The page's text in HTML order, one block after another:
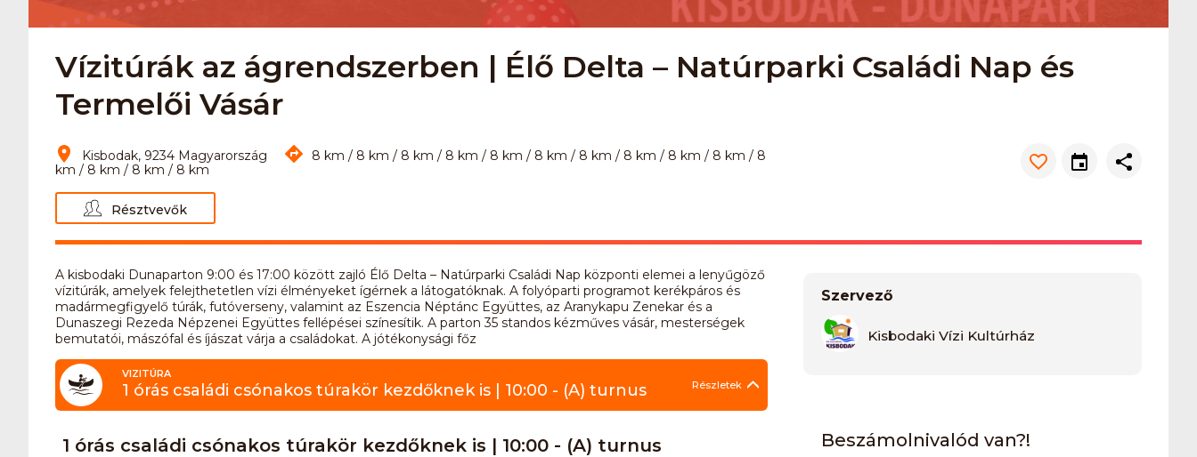
Vízitúrák az ágrendszerben | Élő Delta – Natúrparki Családi Nap és
Termelői Vásár
Kisbodak, 9234 Magyarország
8 km / 8 km / 8 km / 8 km / 8 km / 8 km / 8 km / 8 km / 8 km / 8 km / 8
km / 8 km / 8 km / 8 km
Résztvevők
A kisbodaki Dunaparton 9:00 és 17:00 között zajló Élő Delta – Natúrparki Családi Nap központi elemei a lenyűgöző
vízitúrák, amelyek felejthetetlen vízi élményeket ígérnek a látogatóknak. A folyóparti programot kerékpáros és
madármegfigyelő túrák, futóverseny, valamint az Eszencia Néptánc Együttes, az Aranykapu Zenekar és a
Dunaszegi Rezeda Népzenei Együttes fellépései színesítik. A parton 35 standos kézműves vásár, mesterségek
bemutatói, mászófal és íjászat várja a családokat. A jótékonysági főz
VIZITÚRA
1 órás családi csónakos túrakör kezdőknek is | 10:00 - (A) turnus Részletek
1 órás családi csónakos túrakör kezdőknek is | 10:00 - (A) turnus
Szervező
Kisbodaki Vízi Kultúrház
Beszámolnivalód van?!